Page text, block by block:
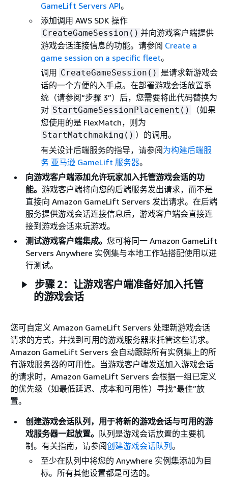
GameLift Servers API。
添加调用 AWS SDK 操作
CreateGameSession() 并向游戏客户端提供
游戏会话连接信息的功能。请参阅 Create a
game session on a specific fleet。
调用 CreateGameSession() 是请求新游戏会
话的一个方便的入手点。在部署游戏会话放置系
统（请参阅“步骤 3”）后，您需要将此代码替换为
对 StartGameSessionPlacement()
（如果
您使用的是 FlexMatch，则为
StartMatchmaking() ）的调用。
有关设计后端服务的指导，请参阅为构建后端服
务 亚马逊 GameLift 服务器。
向游戏客户端添加允许玩家加入托管游戏会话的功
能。 游戏客户端将向您的后端服务发出请求，而不是
直接向 Amazon GameLift Servers 发出请求。在后端
服务提供游戏会话连接信息后，游戏客户端会直接连
接到游戏会话来玩游戏。
测试游戏客户端集成。 您可将同一 Amazon GameLift
Servers Anywhere 实例集与本地工作站搭配使用以进
行测试。
步骤 2：让游戏客户端准备好加入托管
的游戏会话
您可自定义 Amazon GameLift Servers 处理新游戏会话
请求的方式，并找到可用的游戏服务器来托管这些请求。
Amazon GameLift Servers 会自动跟踪所有实例集上的所
有游戏服务器的可用性。当游戏客户端发送加入游戏会话
的请求时，Amazon GameLift Servers 会根据一组已定义
的优先级（如最低延迟、成本和可用性）寻找“最佳”放
置。
创建游戏会话队列，用于将新的游戏会话与可用的游
戏服务器一起放置。 队列是游戏会话放置的主要机
制。有关指南，请参阅创建游戏会话队列 。
至少在队列中将您的 Anywhere 实例集添加为目
标。所有其他设置都是可选的。